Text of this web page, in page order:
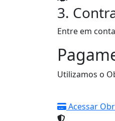
3.
Entre em
Utilizamos o
Acessar